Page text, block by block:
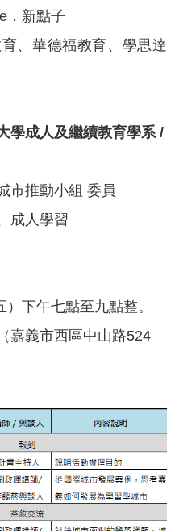
．新點子
、華德福教育、學思達
學成人及繼續教育學系 /
市推動小組 委員
成人學習
下午七點至九點整。
嘉義市西區中山路524